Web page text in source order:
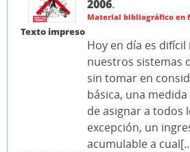
Texto impreso
2006.
Material bibliográfico en
Hoy en día es
nuestros sistemas
sin tomar en
básica, una
de asignar a todos
excepción, un
acumulable a